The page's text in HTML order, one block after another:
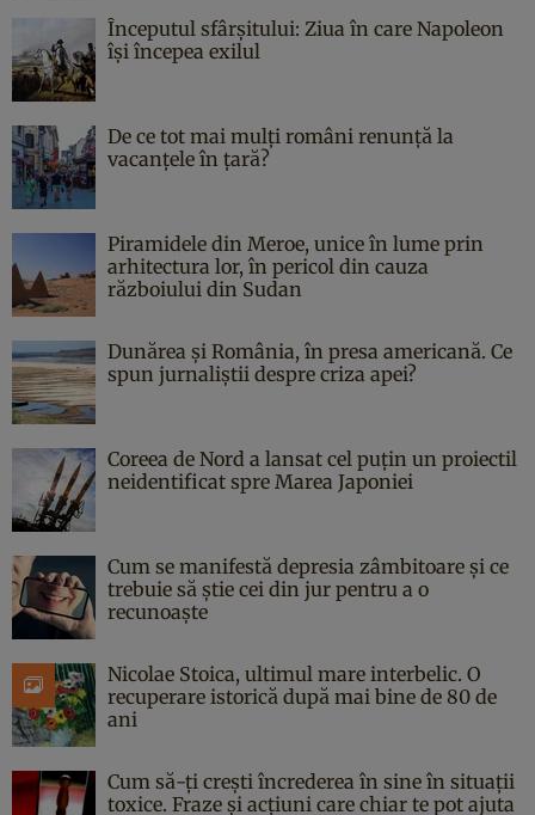
Începutul sfârşitului: Ziua în care Napoleon
îşi începea exilul
De ce tot mai mulți români renunță la
vacanțele în țară?
Piramidele din Meroe, unice în lume prin
arhitectura lor, în pericol din cauza
războiului din Sudan
Dunărea și România, în presa americană. Ce
spun jurnaliștii despre criza apei?
Coreea de Nord a lansat cel puțin un proiectil
neidentificat spre Marea Japoniei
Cum se manifestă depresia zâmbitoare și ce
trebuie să știe cei din jur pentru a o
recunoaște
Nicolae Stoica, ultimul mare interbelic. O
recuperare istorică după mai bine de 80 de
ani
Cum să-ți crești încrederea în sine în situații
toxice. Fraze și acțiuni care chiar te pot ajuta